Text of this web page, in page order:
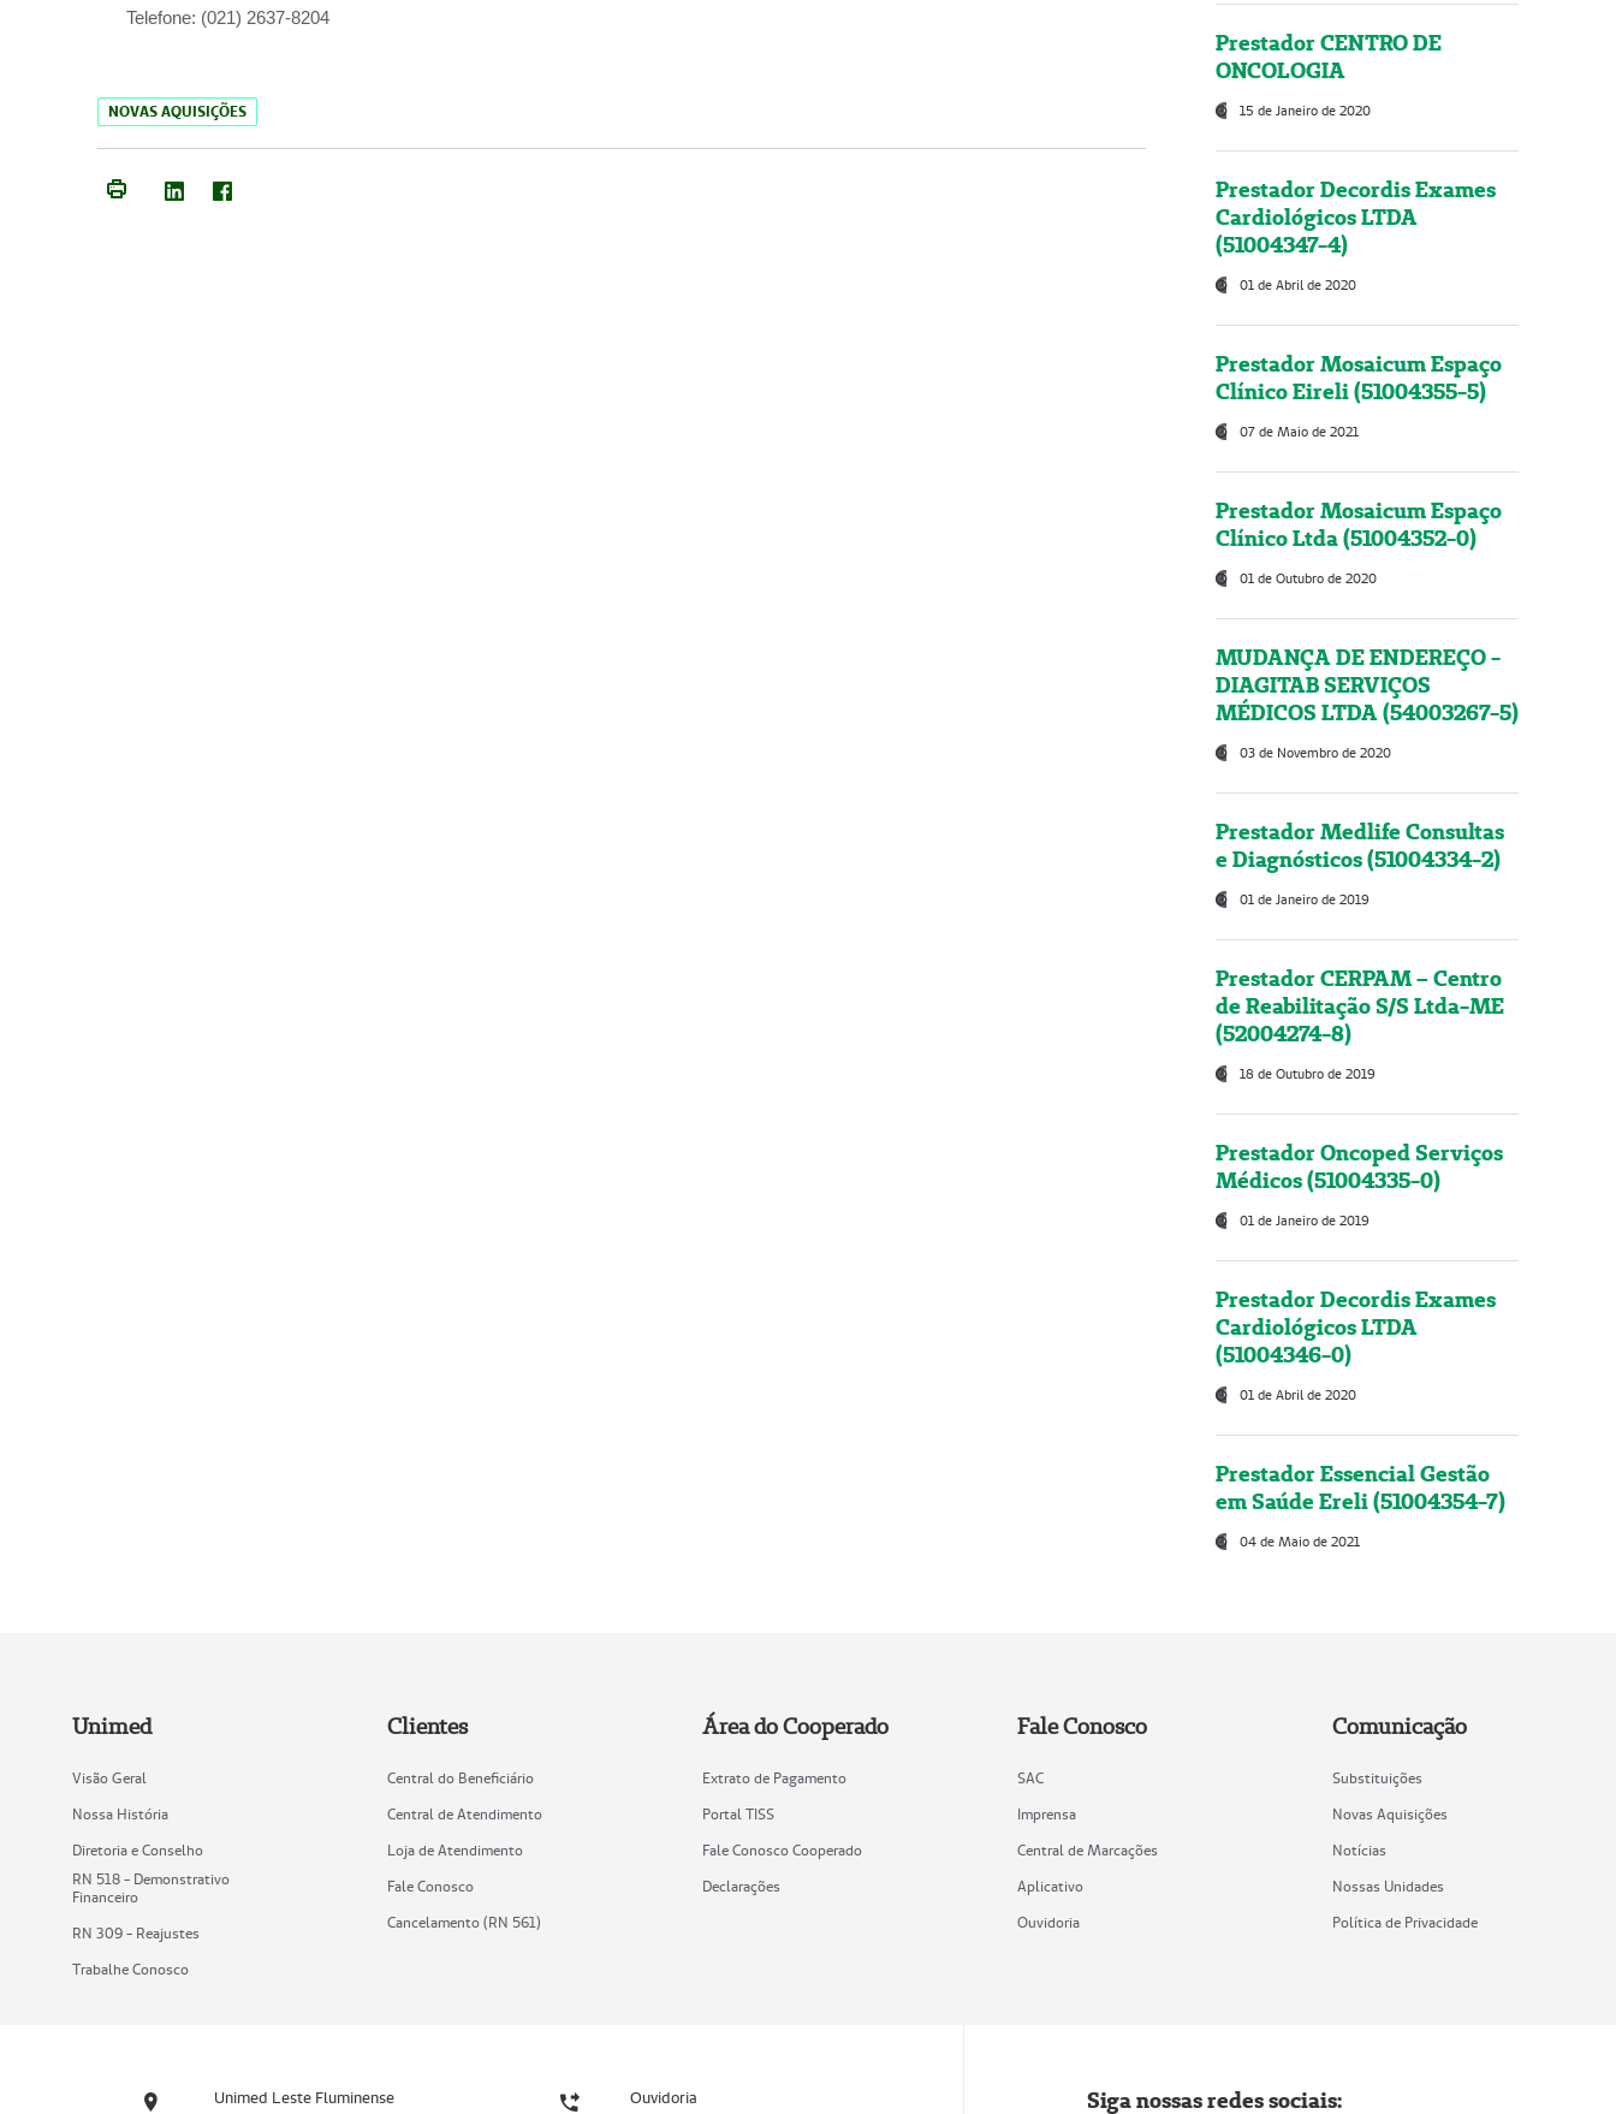
Telefone: (021) 2637-8204
NOVAS AQUISIÇÕES
Prestador CENTRO DE
ONCOLOGIA
15 de Janeiro de 2020
Prestador Decordis Exames
Cardiológicos LTDA
(51004347-4)
01 de Abril de 2020
Prestador Mosaicum Espaço
Clínico Eireli (51004355-5)
07 de Maio de 2021
Prestador Mosaicum Espaço
Clínico Ltda (51004352-0)
01 de Outubro de 2020
MUDANÇA DE ENDEREÇO -
DIAGITAB SERVIÇOS
MÉDICOS LTDA (54003267-5)
03 de Novembro de 2020
Prestador Medlife Consultas
e Diagnósticos (51004334-2)
01 de Janeiro de 2019
Prestador CERPAM – Centro
de Reabilitação S/S Ltda-ME
(52004274-8)
18 de Outubro de 2019
Prestador Oncoped Serviços
Médicos (51004335-0)
01 de Janeiro de 2019
Prestador Decordis Exames
Cardiológicos LTDA
(51004346-0)
01 de Abril de 2020
Prestador Essencial Gestão
em Saúde Ereli (51004354-7)
04 de Maio de 2021
Unimed
Visão Geral
Nossa História
Diretoria e Conselho
RN 518 - Demonstrativo
Financeiro
RN 309 - Reajustes
Trabalhe Conosco
Clientes
Central do Beneficiário
Central de Atendimento
Loja de Atendimento
Fale Conosco
Cancelamento (RN 561)
Área do Cooperado
Extrato de Pagamento
Portal TISS
Fale Conosco Cooperado
Declarações
Fale Conosco
SAC
Imprensa
Central de Marcações
Aplicativo
Ouvidoria
Comunicação
Substituições
Novas Aquisições
Notícias
Nossas Unidades
Política de Privacidade
Unimed Leste Fluminense Ouvidoria Siga nossas redes sociais: